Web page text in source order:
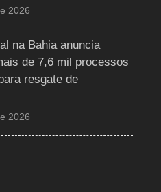
2026
na Bahia anuncia
de 7,6 mil processos
resgate de
2026